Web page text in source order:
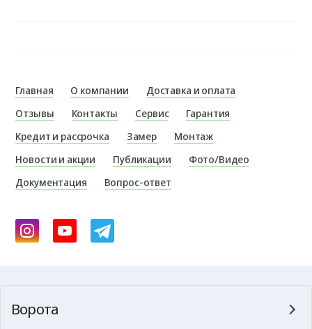
Главная О компании
Доставка и оплата
Отзывы
Контакты Сервис
Гарантия
Кредит и рассрочка
Замер
Монтаж
Новости и акции
Публикации
Фото/Видео
Документация
Вопрос-ответ
Ворота